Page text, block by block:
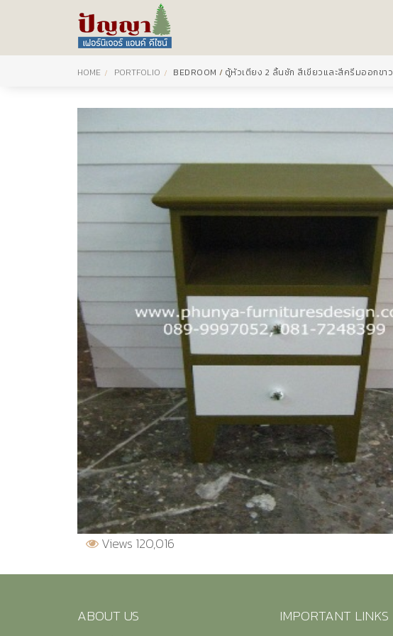
HOME PORTFOLIO BEDROOM / ตู้หัวเตียง 2 ลิ้นชัก สีเขียวและสีครีมออกขาว
Views 120,016
ABOUT US IMPORTANT LINKS